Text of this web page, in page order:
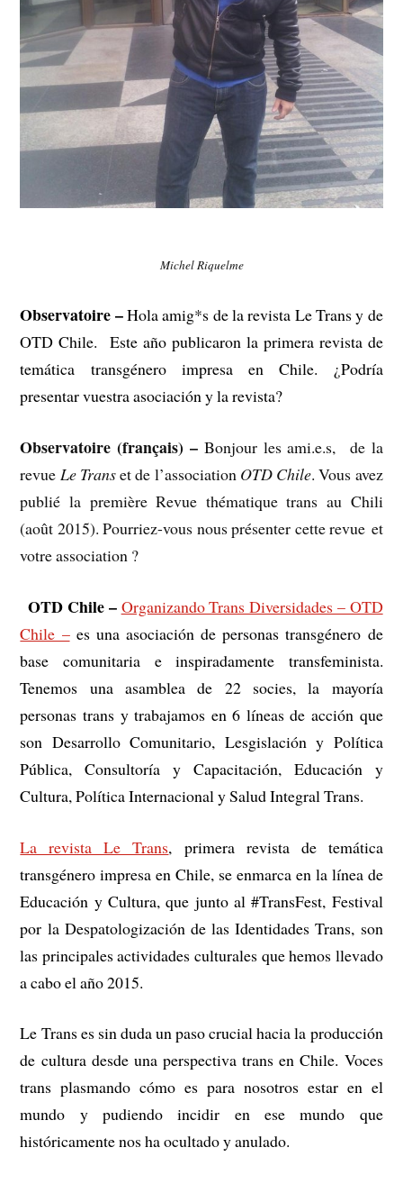
Michel Riquelme
Observatoire –Hola amig*s de la revista Le Trans y de
OTD Chile. Este año publicaron la primera revista de
temática transgénero impresa en Chile. ¿Podría
presentar vuestra asociación y la revista?
Observatoire (français) –Bonjour les ami.e.s, de la
revue Le Transet de l’association OTD Chile. Vous avez
publié la première Revue thématique trans au Chili
(août 2015). Pourriez-vous nous présenter cette revue et
votre association ?
–OTD Chile – Organizando Trans Diversidades – OTD
Chile –es una asociación de personas transgénero de
base comunitaria e inspiradamente transfeminista.
Tenemos una asamblea de 22 socies, la mayoría
personas trans y trabajamos en 6 líneas de acción que
son Desarrollo Comunitario, Lesgislación y Política
Pública, Consultoría y Capacitación, Educación y
Cultura, Política Internacional y Salud Integral Trans.
La revista Le Trans, primera revista de temática
transgénero impresa en Chile, se enmarca en la línea de
Educación y Cultura, que junto al #TransFest, Festival
por la Despatologización de las Identidades Trans, son
las principales actividades culturales que hemos llevado
a cabo el año 2015.
Le Trans es sin duda un paso crucial hacia la producción
de cultura desde una perspectiva trans en Chile. Voces
trans plasmando cómo es para nosotros estar en el
mundo y pudiendo incidir en ese mundo que
históricamente nos ha ocultado y anulado.